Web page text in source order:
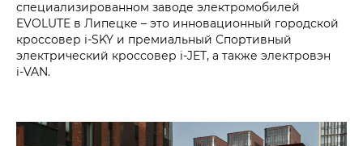
специализированном заводе электромобилей
EVOLUTE в Липецке – это инновационный городской
кроссовер i‑SKY и премиальный Спортивный
электрический кроссовер i‑JET, а также электровэн
i‑VAN.